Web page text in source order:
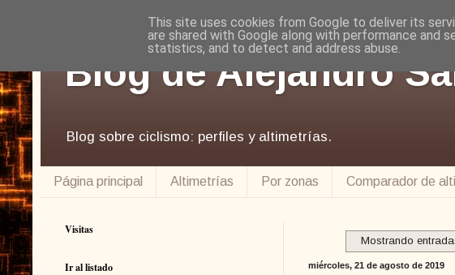
Blog de Alejandro
Blog sobre ciclismo: perfiles y altimetrías.
Página principal Altimetrías Por zonas Comparador de
Mostrando
miércoles, 21 de agosto de 2019
Visitas
Ir al listado
This site uses cookies from Google to deliver its
are shared with Google along with performance and
statistics, and to detect and address abuse.